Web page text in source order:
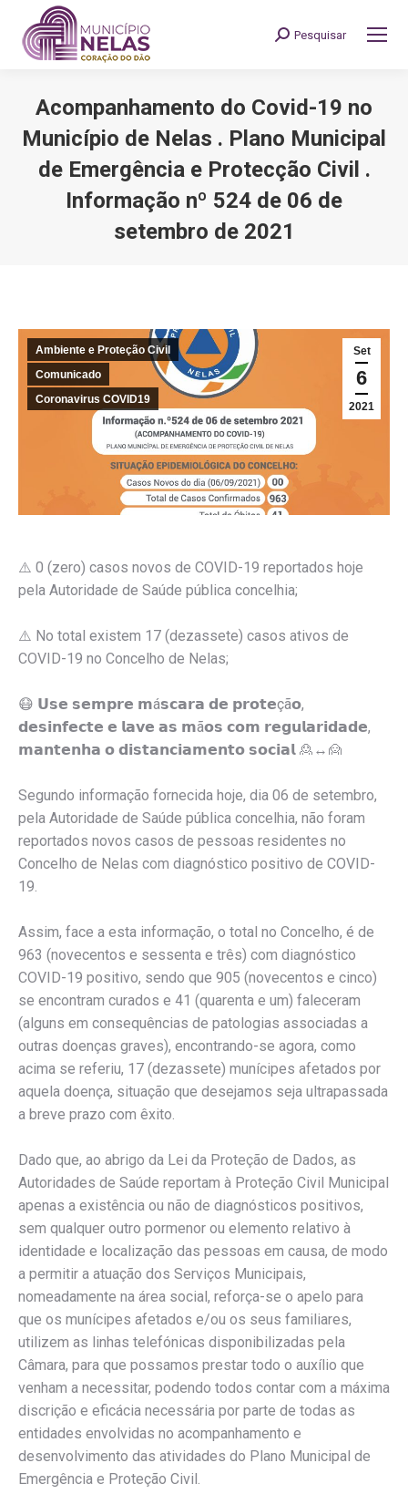
Search:
Pesquisar
Acompanhamento do Covid-19 no
Município de Nelas . Plano Municipal
de Emergência e Protecção Civil .
Informação nº 524 de 06 de
setembro de 2021
Set
6
2021
Ambiente e Proteção Civil
Comunicado
Coronavirus COVID19
⚠️ 0 (zero) casos novos de COVID-19 reportados hoje
pela Autoridade de Saúde pública concelhia;
⚠️ No total existem 17 (dezassete) casos ativos de
COVID-19 no Concelho de Nelas;
😷 𝗨𝘀𝗲 𝘀𝗲𝗺𝗽𝗿𝗲 𝗺á𝘀𝗰𝗮𝗿𝗮 𝗱𝗲 𝗽𝗿𝗼𝘁𝗲çã𝗼,
𝗱𝗲𝘀𝗶𝗻𝗳𝗲𝗰𝘁𝗲 𝗲 𝗹𝗮𝘃𝗲 𝗮𝘀 𝗺ã𝗼𝘀 𝗰𝗼𝗺 𝗿𝗲𝗴𝘂𝗹𝗮𝗿𝗶𝗱𝗮𝗱𝗲,
𝗺𝗮𝗻𝘁𝗲𝗻𝗵𝗮 𝗼 𝗱𝗶𝘀𝘁𝗮𝗻𝗰𝗶𝗮𝗺𝗲𝗻𝘁𝗼 𝘀𝗼𝗰𝗶𝗮𝗹 🙎↔️🙍
Segundo informação fornecida hoje, dia 06 de setembro,
pela Autoridade de Saúde pública concelhia, não foram
reportados novos casos de pessoas residentes no
Concelho de Nelas com diagnóstico positivo de COVID-
19.
Assim, face a esta informação, o total no Concelho, é de
963 (novecentos e sessenta e três) com diagnóstico
COVID-19 positivo, sendo que 905 (novecentos e cinco)
se encontram curados e 41 (quarenta e um) faleceram
(alguns em consequências de patologias associadas a
outras doenças graves), encontrando-se agora, como
acima se referiu, 17 (dezassete) munícipes afetados por
aquela doença, situação que desejamos seja ultrapassada
a breve prazo com êxito.
Dado que, ao abrigo da Lei da Proteção de Dados, as
Autoridades de Saúde reportam à Proteção Civil Municipal
apenas a existência ou não de diagnósticos positivos,
sem qualquer outro pormenor ou elemento relativo à
identidade e localização das pessoas em causa, de modo
a permitir a atuação dos Serviços Municipais,
nomeadamente na área social, reforça-se o apelo para
que os munícipes afetados e/ou os seus familiares,
utilizem as linhas telefónicas disponibilizadas pela
Câmara, para que possamos prestar todo o auxílio que
venham a necessitar, podendo todos contar com a máxima
discrição e eficácia necessária por parte de todas as
entidades envolvidas no acompanhamento e
desenvolvimento das atividades do Plano Municipal de
Emergência e Proteção Civil.